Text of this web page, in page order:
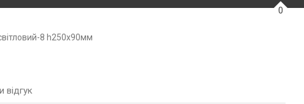
0
8 h250х90мм
відгук